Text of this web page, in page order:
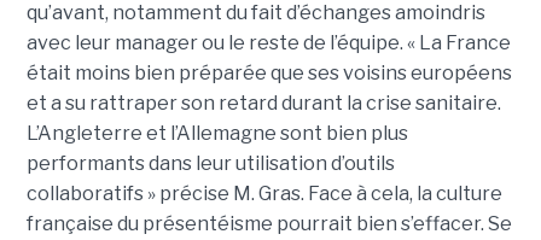
qu’avant, notamment du fait d’échanges amoindris
avec leur manager ou le reste de l’équipe. « La France
était moins bien préparée que ses voisins européens
et a su rattraper son retard durant la crise sanitaire.
L’Angleterre et l’Allemagne sont bien plus
performants dans leur utilisation d’outils
collaboratifs » précise M. Gras. Face à cela, la culture
française du présentéisme pourrait bien s’effacer. Se